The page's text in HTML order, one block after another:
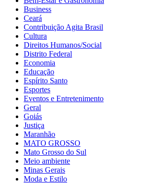
Business
Ceará
Contribuição Agita Brasil
Cultura
Direitos Humanos/Social
Distrito Federal
Economia
Educação
Espírito Santo
Esportes
Eventos e Entretenimento
Geral
Goiás
Justiça
Maranhão
MATO GROSSO
Mato Grosso do Sul
Meio ambiente
Minas Gerais
Moda e Estilo